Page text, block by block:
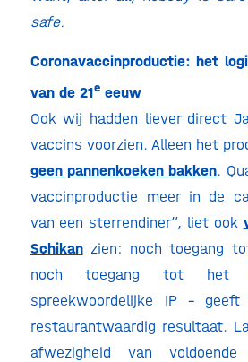
safe.
Coronavaccinproductie: het
van de 21eeeuw
Ook wij hadden liever direct
vaccins voorzien. Alleen het
geen pannenkoeken bakken.
vaccinproductie meer in de
van een sterrendiner”, liet ook
Schikanzien: noch toegang
noch toegang tot
spreekwoordelijke IP –
restaurantwaardig resultaat.
afwezigheid van voldoende